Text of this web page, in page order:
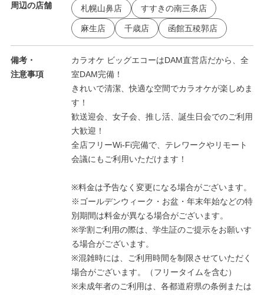
周辺の店舗 札幌山鼻店 すすきの南三条店
麻生店 千歳店 函館五稜郭店
備考・
注意事項
カラオケ ビッグエコーはDAM直営店だから、全
室DAM完備！
きれいで清潔、快適な空間でカラオケが楽しめま
す！
歓送迎会、女子会、推し活、誕生日会でのご利用
大歓迎！
全店フリーWi-Fi完備で、テレワークやリモート
会議にもご利用いただけます！
※料金は予告なく変更になる場合がございます。
※ゴールデンウィーク・お盆・年末年始などの特
別期間は料金が異なる場合がございます。
※学割ご利用の際は、学生証のご提示をお願いす
る場合がございます。
※混雑時には、ご利用時間を制限させていただく
場合がございます。（フリータイムを含む）
※未成年者のご利用は、各都道府県の条例または